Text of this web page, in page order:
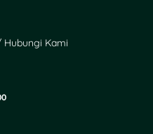
Rp300.000 (Gratis
Hubungi Kami